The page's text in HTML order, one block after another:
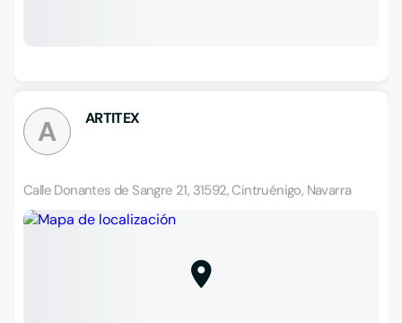
A ARTITEX
Calle Donantes de Sangre 21, 31592, Cintruénigo, Navarra